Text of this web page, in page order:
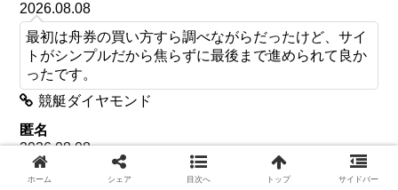
2026.08.08
最初は舟券の買い方すら調べながらだったけど、サイ
トがシンプルだから焦らずに最後まで進められて良か
ったです。
競艇ダイヤモンド
匿名
2026.08.08
基本的には満足していますが、たまに選手同士の相性
ホーム シェア 目次へ トップ サイドバー